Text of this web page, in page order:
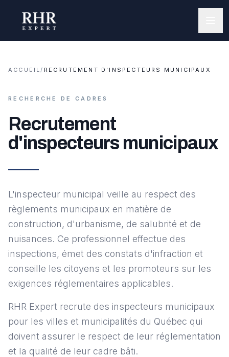
ACCUEIL/ RECRUTEMENT D'INSPECTEURS MUNICIPAUX
RECHERCHE DE CADRES
Recrutement
d'inspecteurs municipaux
L'inspecteur municipal veille au respect des
règlements municipaux en matière de
construction, d'urbanisme, de salubrité et de
nuisances. Ce professionnel effectue des
inspections, émet des constats d'infraction et
conseille les citoyens et les promoteurs sur les
exigences réglementaires applicables.
RHR Expert recrute des inspecteurs municipaux
pour les villes et municipalités du Québec qui
doivent assurer le respect de leur réglementation
et la qualité de leur cadre bâti.